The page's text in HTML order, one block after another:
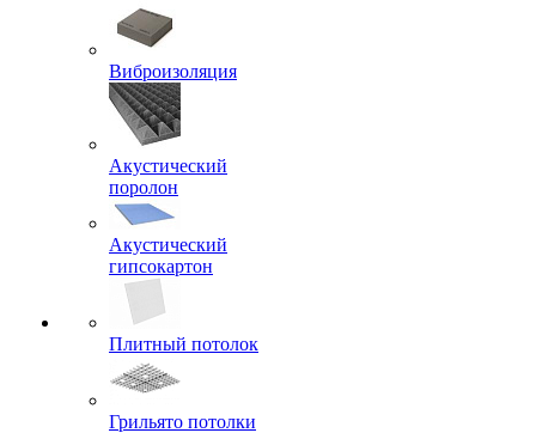
Виброизоляция
Акустический
поролон
Акустический
гипсокартон
Плитный потолок
Грильято потолки